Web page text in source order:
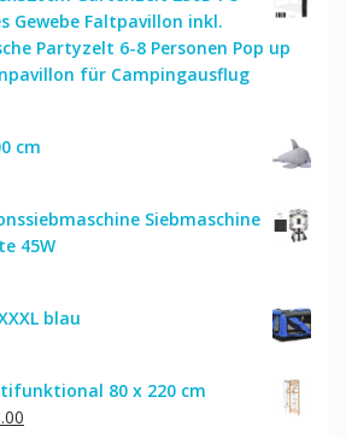
Gewebe Faltpavillon inkl.
Partyzelt 6-8 Personen Pop up
für Campingausflug
cm
Siebmaschine
45W
blau
80 x 220 cm
Aktueller